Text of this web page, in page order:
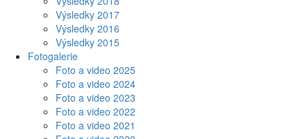
Výsledky 2017
Výsledky 2016
Výsledky 2015
Fotogalerie
Foto a video 2025
Foto a video 2024
Foto a video 2023
Foto a video 2022
Foto a video 2021